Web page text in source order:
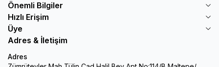
Önemli Bilgiler
Hızlı Erişim
Üye
Adres & İletişim
Adres